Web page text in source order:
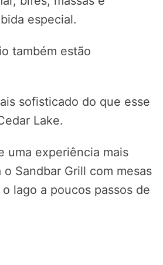
especial.
também estão
sofisticado do que esse
Lake.
uma experiência mais
Sandbar Grill com mesas
lago a poucos passos de